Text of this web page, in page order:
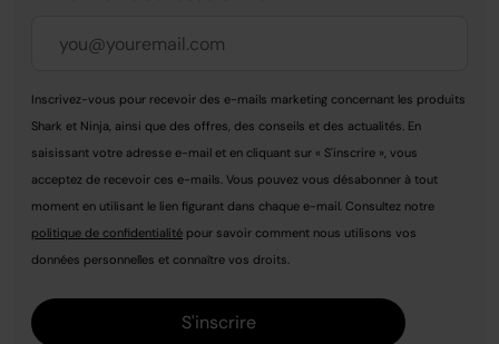
Inscrivez-vous pour recevoir des e-mails marketing concernant les produits
Shark et Ninja, ainsi que des offres, des conseils et des actualités. En
saisissant votre adresse e-mail et en cliquant sur « S'inscrire », vous
acceptez de recevoir ces e-mails. Vous pouvez vous désabonner à tout
moment en utilisant le lien figurant dans chaque e-mail. Consultez notre
politique de confidentialité pour savoir comment nous utilisons vos
données personnelles et connaître vos droits.
S'inscrire